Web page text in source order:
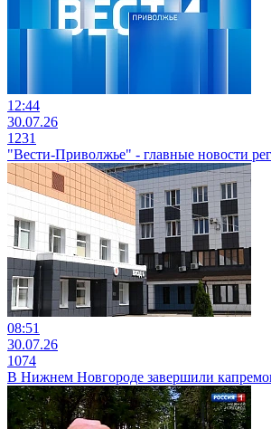
12:44
30.07.26
1231
"Вести-Приволжье" - главные новости
08:51
30.07.26
1074
В Нижнем Новгороде завершили